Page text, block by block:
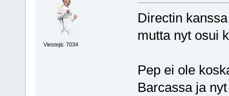
Viestejä: 7034
Directin
mutta nyt osui
Pep ei ole
Barcassa ja